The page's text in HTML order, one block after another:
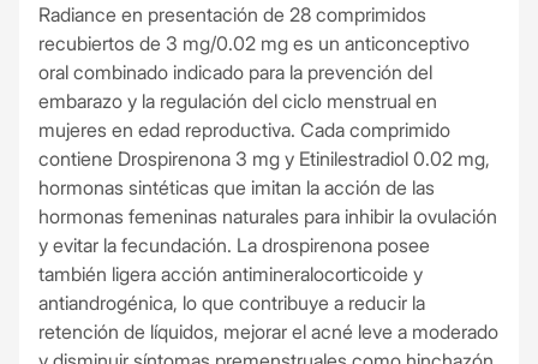
Radiance en presentación de 28 comprimidos
recubiertos de 3 mg/0.02 mg es un anticonceptivo
oral combinado indicado para la prevención del
embarazo y la regulación del ciclo menstrual en
mujeres en edad reproductiva. Cada comprimido
contiene Drospirenona 3 mg y Etinilestradiol 0.02 mg,
hormonas sintéticas que imitan la acción de las
hormonas femeninas naturales para inhibir la ovulación
y evitar la fecundación. La drospirenona posee
también ligera acción antimineralocorticoide y
antiandrogénica, lo que contribuye a reducir la
retención de líquidos, mejorar el acné leve a moderado